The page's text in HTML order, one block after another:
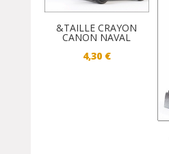
&TAILLE CRAYON
CANON NAVAL
4,30 €